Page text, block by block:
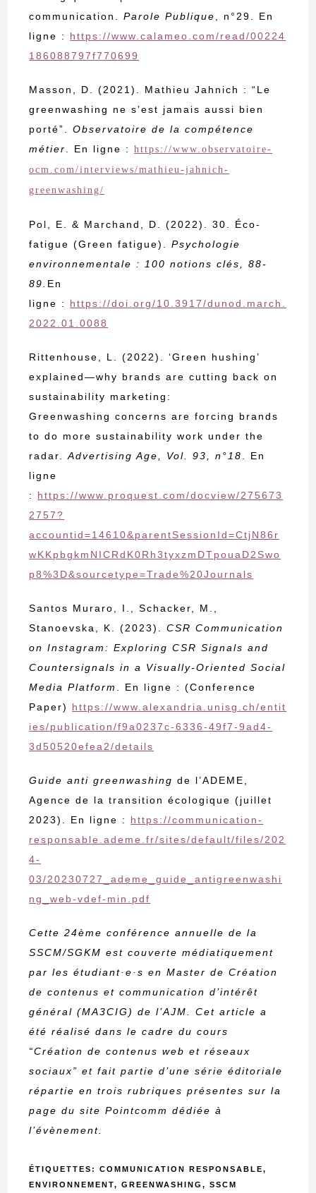
communication.Parole Publique
, n°29. En
ligne : https://www.calameo.com/read/00224
186088797f770699
Masson, D. (2021). Mathieu Jahnich : “Le
greenwashing ne s’est jamais aussi bien
porté”.Observatoire de la compétence
métier
. En ligne :https://www.observatoire-
ocm.com/interviews/mathieu-jahnich-
greenwashing/
Pol, E. & Marchand, D. (2022). 30. Éco-
fatigue (Green fatigue).Psychologie
environnementale : 100 notions clés
,88-
89. En
ligne : https://doi.org/10.3917/dunod.march.
2022.01.0088
Rittenhouse, L. (2022). ‘Green hushing’
explained—why brands are cutting back on
sustainability marketing:
Greenwashing concerns are forcing brands
to do more sustainability work under the
radar.Advertising Age, Vol. 93, n°18
. En
ligne
: https://www.proquest.com/docview/275673
2757?
accountid=14610&parentSessionId=CtjN86r
wKKpbgkmNICRdK0Rh3tyxzmDTpouaD2Swo
p8%3D&sourcetype=Trade%20Journals
Santos Muraro, I., Schacker, M.,
Stanoevska, K. (2023).CSR Communication
on Instagram: Exploring CSR Signals and
Countersignals in a Visually-Oriented Social
Media Platform
. En ligne : (Conference
Paper) https://www.alexandria.unisg.ch/entit
ies/publication/f9a0237c-6336-49f7-9ad4-
3d50520efea2/details
Guide anti greenwashing de l’ADEME,
Agence de la transition écologique (juillet
2023). En ligne : https://communication-
responsable.ademe.fr/sites/default/files/202
4-
03/20230727_ademe_guide_antigreenwashi
ng_web-vdef-min.pdf
Cette 24ème conférence annuelle de la
SSCM/SGKM est couverte médiatiquement
par les étudiant·e·s en Master de Création
de contenus et communication d’intérêt
général (MA3CIG) de l’AJM. Cet article a
été réalisé dans le cadre du cours
“Création de contenus web et réseaux
sociaux” et fait partie d’une série éditoriale
répartie en trois rubriques présentes sur la
page du site Pointcomm dédiée à
l’évènement.
ÉTIQUETTES :COMMUNICATION RESPONSABLE,
ENVIRONNEMENT, GREENWASHING, SSCM